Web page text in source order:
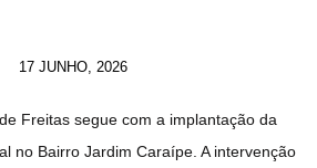
17 JUNHO, 2026
Freitas segue com a implantação da
no Bairro Jardim Caraípe. A intervenção